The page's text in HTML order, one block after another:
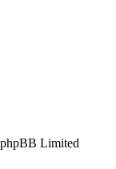
Limited